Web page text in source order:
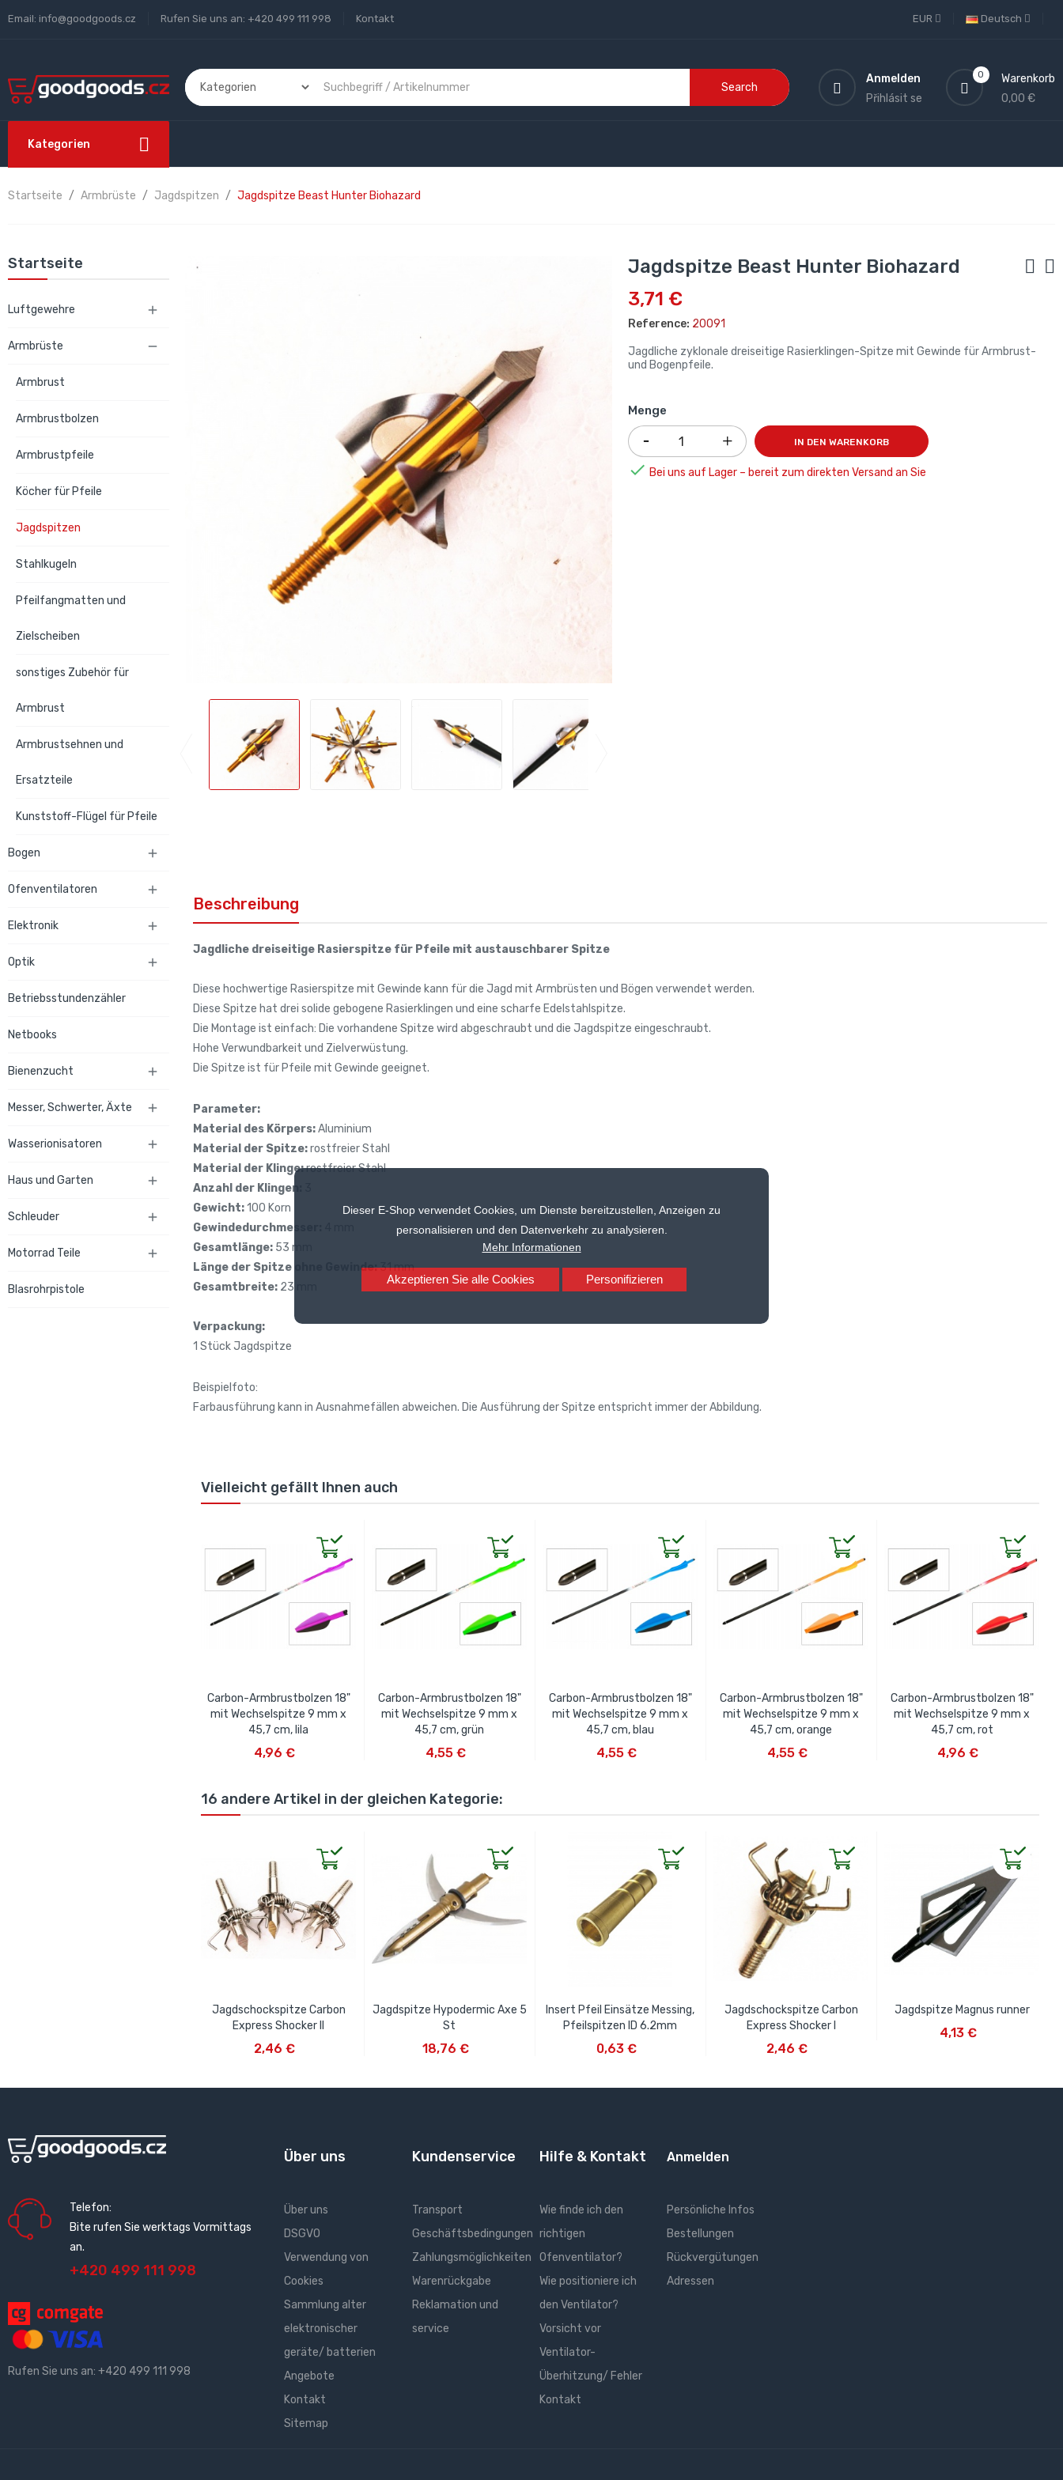
Dieser E-Shop verwendet Cookies, um Dienste bereitzustellen, Anzeigen zu
personalisieren und den Datenverkehr zu analysieren.
Mehr Informationen
Akzeptieren Sie alle Cookies Personifizieren
Email: info@goodgoods.cz Rufen Sie uns an: +420 499 111 998 Kontakt Deutsch
EUR
Search
0
Warenkorb
0,00 €
Anmelden
Přihlásit se
Kategorien
Startseite Armbrüste Jagdspitzen Jagdspitze Beast Hunter Biohazard
Startseite
Luftgewehre 
Armbrüste 
Armbrust
Armbrustbolzen
Armbrustpfeile
Köcher für Pfeile
Jagdspitzen
Stahlkugeln
Pfeilfangmatten und
Zielscheiben
sonstiges Zubehör für
Armbrust
Armbrustsehnen und
Ersatzteile
Kunststoff-Flügel für Pfeile
Bogen 
Ofenventilatoren 
Elektronik 
Optik 
Betriebsstundenzähler
Netbooks
Bienenzucht 
Messer, Schwerter, Äxte 
Wasserionisatoren 
Haus und Garten 
Schleuder 
Motorrad Teile 
Blasrohrpistole
Jagdspitze Beast Hunter Biohazard
3,71 €
Reference: 20091
Jagdliche zyklonale dreiseitige Rasierklingen-Spitze mit Gewinde für Armbrust-
und Bogenpfeile.
Menge
IN DEN WARENKORB
 Bei uns auf Lager – bereit zum direkten Versand an Sie
Beschreibung
Jagdliche dreiseitige Rasierspitze für Pfeile mit austauschbarer Spitze
Diese hochwertige Rasierspitze mit Gewinde kann für die Jagd mit Armbrüsten und Bögen verwendet werden.
Diese Spitze hat drei solide gebogene Rasierklingen und eine scharfe Edelstahlspitze.
Die Montage ist einfach: Die vorhandene Spitze wird abgeschraubt und die Jagdspitze eingeschraubt.
Hohe Verwundbarkeit und Zielverwüstung.
Die Spitze ist für Pfeile mit Gewinde geeignet.
Parameter:
Material des Körpers:Aluminium
Material der Spitze:rostfreier Stahl
Material der Klinge:rostfreier Stahl
Anzahl der Klingen:
Gewicht:100 Korn
Gewindedurchmesser:
Gesamtlänge: 53 mm
Länge der Spitze ohne Gewinde:31 mm
Gesamtbreite: 23 mm
Verpackung:
1 Stück Jagdspitze
Beispielfoto:
Farbausführung kann in Ausnahmefällen abweichen. Die Ausführung der Spitze entspricht immer der Abbildung.
Vielleicht gefällt Ihnen auch
Carbon-Armbrustbolzen 18"
mit Wechselspitze 9 mm x
45,7 cm, lila
4,96 €
Carbon-Armbrustbolzen 18"
mit Wechselspitze 9 mm x
45,7 cm, grün
4,55 €
Carbon-Armbrustbolzen 18"
mit Wechselspitze 9 mm x
45,7 cm, blau
4,55 €
Carbon-Armbrustbolzen 18"
mit Wechselspitze 9 mm x
45,7 cm, orange
4,55 €
Carbon-Armbrustbolzen 18"
mit Wechselspitze 9 mm x
45,7 cm, rot
4,96 €
16 andere Artikel in der gleichen Kategorie:
Jagdschockspitze Carbon
Express Shocker II
2,46 €
Jagdspitze Hypodermic Axe 5
St
18,76 €
Insert Pfeil Einsätze Messing,
Pfeilspitzen ID 6.2mm
0,63 €
Jagdschockspitze Carbon
Express Shocker I
2,46 €
Jagdspitze Magnus runner
4,13 €
Telefon:
Bite rufen Sie werktags Vormittags
an.
+420 499 111 998
Rufen Sie uns an: +420 499 111 998
Über uns
Über uns
DSGVO
Verwendung von
Cookies
Sammlung alter
elektronischer
geräte/ batterien
Angebote
Kontakt
Sitemap
Kundenservice
Transport
Geschäftsbedingungen
Zahlungsmöglichkeiten
Warenrückgabe
Reklamation und
service
Hilfe & Kontakt
Wie finde ich den
richtigen
Ofenventilator?
Wie positioniere ich
den Ventilator?
Vorsicht vor
Ventilator-
Überhitzung/ Fehler
Kontakt
Anmelden
Persönliche Infos
Bestellungen
Rückvergütungen
Adressen